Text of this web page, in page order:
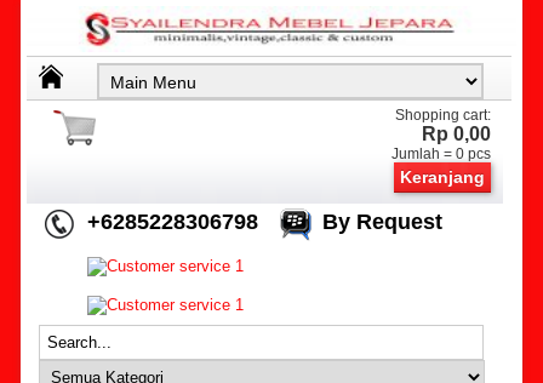
Shopping cart:
Rp 0,00
Jumlah =0 pcs
Keranjang
+6285228306798 By Request